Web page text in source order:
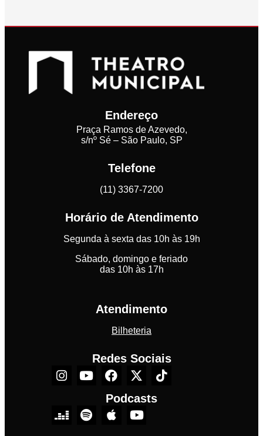
Endereço
Praça Ramos de Azevedo,
s/nº Sé – São Paulo, SP
Telefone
(11) 3367-7200
Horário de Atendimento
Segunda à sexta das 10h às 19h
Sábado, domingo e feriado
das 10h às 17h
Atendimento
Bilheteria
Redes Sociais
Podcasts